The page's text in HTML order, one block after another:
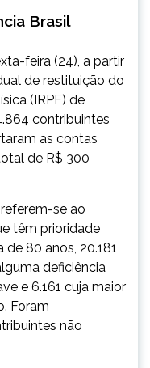
Brasil
feira (24), a partir
de restituição do
(IRPF) de
contribuintes
as contas
de R$ 300
se ao
têm prioridade
80 anos, 20.181
deficiência
e 6.161 cuja maior
Foram
não